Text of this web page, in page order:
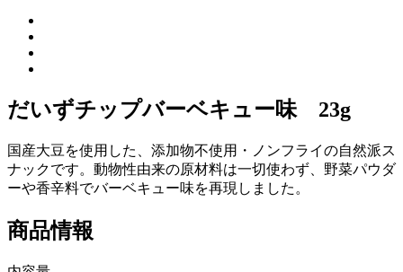
だいずチップバーベキュー味 23g
国産大豆を使用した、添加物不使用・ノンフライの自然派ス
ナックです。動物性由来の原材料は一切使わず、野菜パウダ
ーや香辛料でバーベキュー味を再現しました。
商品情報